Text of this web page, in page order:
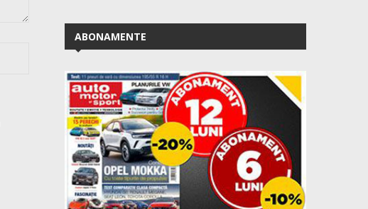
ABONAMENTE